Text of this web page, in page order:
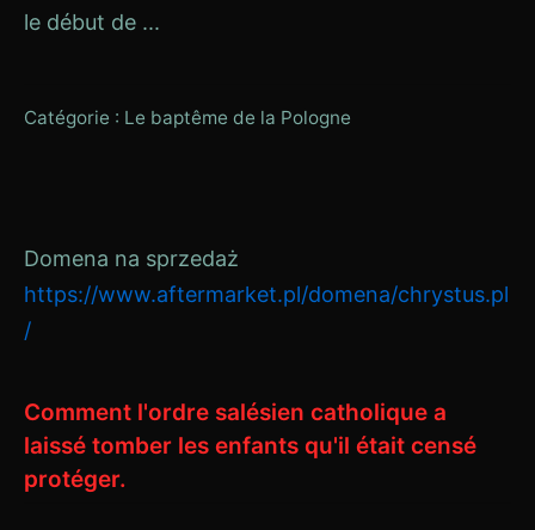
le début de ...
Catégorie : Le baptême de la Pologne
Domena na sprzedaż
https://www.aftermarket.pl/domena/chrystus.pl
/
Comment l'ordre salésien catholique a
laissé tomber les enfants qu'il était censé
protéger.